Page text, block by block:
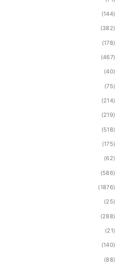
(144)
(382)
(178)
(467)
(40)
(75)
(214)
(219)
(518)
(175)
(62)
(586)
(1876)
(25)
(288)
(21)
(140)
(88)